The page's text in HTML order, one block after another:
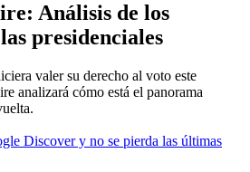
Análisis de los
presidenciales
valer su derecho al voto este
analizará cómo está el panorama
Discover y no se pierda las últimas